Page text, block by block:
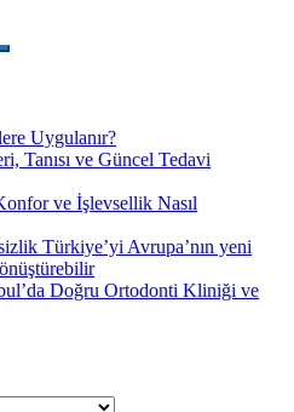
Uygulanır?
Tanısı ve Güncel Tedavi
ve İşlevsellik Nasıl
Türkiye’yi Avrupa’nın yeni
Doğru Ortodonti Kliniği ve